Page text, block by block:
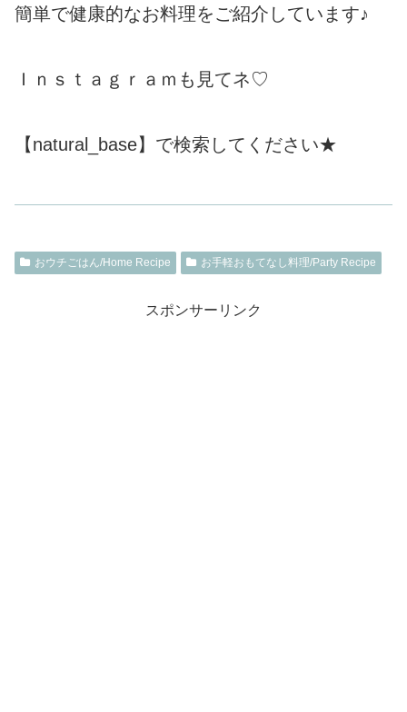
簡単で健康的なお料理をご紹介しています♪
Ｉｎｓｔａｇｒａｍも見てネ♡
【natural_base】で検索してください★
おウチごはん/Home Recipe お手軽おもてなし料理/Party Recipe
スポンサーリンク